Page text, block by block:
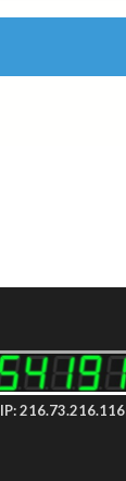
IP: 216.73.216.116